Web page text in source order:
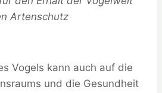
Artenschutz
Vogels kann auch auf die
und die Gesundheit